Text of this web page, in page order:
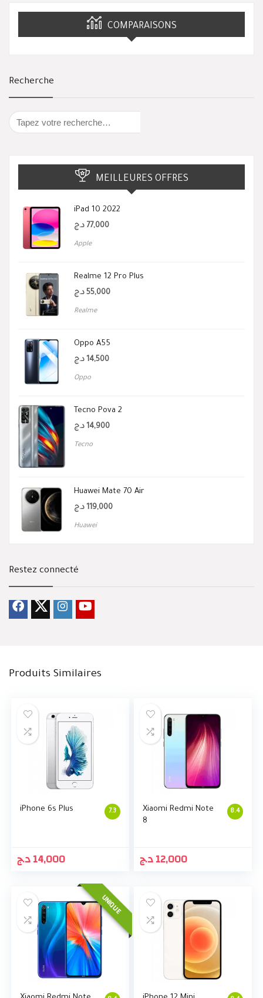
COMPARAISONS
Recherche
MEILLEURES OFFRES
iPad 10 2022
77,000 د.ج
Apple
Realme 12 Pro Plus
55,000 د.ج
Realme
Oppo A55
14,500 د.ج
Oppo
Tecno Pova 2
14,900 د.ج
Tecno
Huawei Mate 70 Air
119,000 د.ج
Huawei
Restez connecté
Produits Similaires
7.3
iPhone 6s Plus
14,000د.ج
8.4
Xiaomi Redmi Note
8
12,000د.ج
UNIQUE